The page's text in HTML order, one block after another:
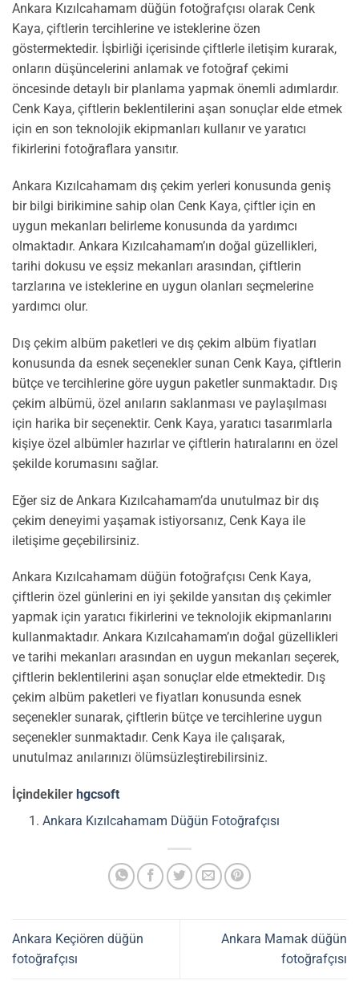
Ankara Kızılcahamam düğün fotoğrafçısı olarak Cenk
Kaya, çiftlerin tercihlerine ve isteklerine özen
göstermektedir. İşbirliği içerisinde çiftlerle iletişim kurarak,
onların düşüncelerini anlamak ve fotoğraf çekimi
öncesinde detaylı bir planlama yapmak önemli adımlardır.
Cenk Kaya, çiftlerin beklentilerini aşan sonuçlar elde etmek
için en son teknolojik ekipmanları kullanır ve yaratıcı
fikirlerini fotoğraflara yansıtır.
Ankara Kızılcahamam dış çekim yerleri konusunda geniş
bir bilgi birikimine sahip olan Cenk Kaya, çiftler için en
uygun mekanları belirleme konusunda da yardımcı
olmaktadır. Ankara Kızılcahamam’ın doğal güzellikleri,
tarihi dokusu ve eşsiz mekanları arasından, çiftlerin
tarzlarına ve isteklerine en uygun olanları seçmelerine
yardımcı olur.
Dış çekim albüm paketleri ve dış çekim albüm fiyatları
konusunda da esnek seçenekler sunan Cenk Kaya, çiftlerin
bütçe ve tercihlerine göre uygun paketler sunmaktadır. Dış
çekim albümü, özel anıların saklanması ve paylaşılması
için harika bir seçenektir. Cenk Kaya, yaratıcı tasarımlarla
kişiye özel albümler hazırlar ve çiftlerin hatıralarını en özel
şekilde korumasını sağlar.
Eğer siz de Ankara Kızılcahamam’da unutulmaz bir dış
çekim deneyimi yaşamak istiyorsanız, Cenk Kaya ile
iletişime geçebilirsiniz.
Ankara Kızılcahamam düğün fotoğrafçısı Cenk Kaya,
çiftlerin özel günlerini en iyi şekilde yansıtan dış çekimler
yapmak için yaratıcı fikirlerini ve teknolojik ekipmanlarını
kullanmaktadır. Ankara Kızılcahamam’ın doğal güzellikleri
ve tarihi mekanları arasından en uygun mekanları seçerek,
çiftlerin beklentilerini aşan sonuçlar elde etmektedir. Dış
çekim albüm paketleri ve fiyatları konusunda esnek
seçenekler sunarak, çiftlerin bütçe ve tercihlerine uygun
seçenekler sunmaktadır. Cenk Kaya ile çalışarak,
unutulmaz anılarınızı ölümsüzleştirebilirsiniz.
İçindekiler hgcsoft
Ankara Kızılcahamam Düğün Fotoğrafçısı
Ankara Keçiören düğün
fotoğrafçısı
Ankara Mamak düğün
fotoğrafçısı